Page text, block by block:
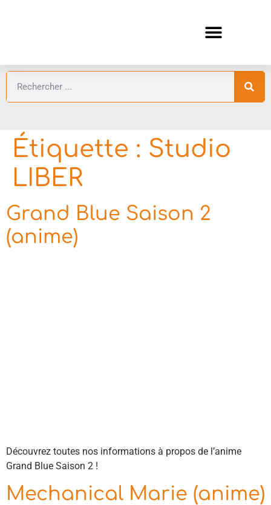
Étiquette : Studio
LIBER
Grand Blue Saison 2
(anime)
Découvrez toutes nos informations à propos de l’anime
Grand Blue Saison 2 !
Mechanical Marie (anime)